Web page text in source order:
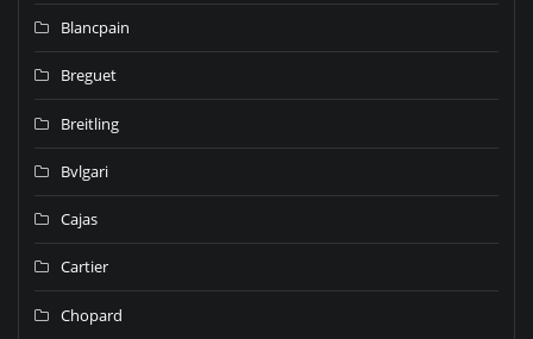
Blancpain
Breguet
Breitling
Bvlgari
Cajas
Cartier
Chopard